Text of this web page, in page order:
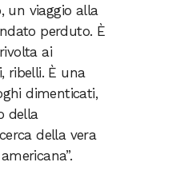
un viaggio alla
perduto. È
ai
ribelli. È una
dimenticati,
della
della vera